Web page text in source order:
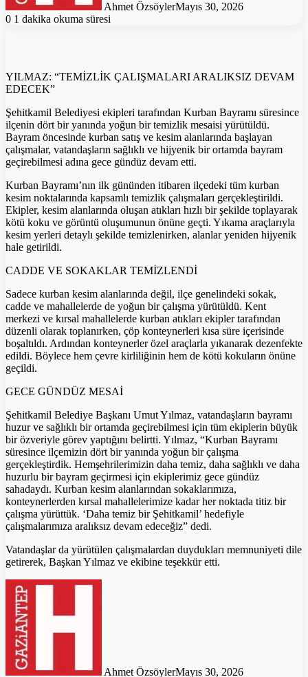
Ahmet ÖzsöylerMayıs 30, 2026
0 1 dakika okuma süresi
YILMAZ: “TEMİZLİK ÇALIŞMALARI ARALIKSIZ DEVAM
EDECEK”
Şehitkamil Belediyesi ekipleri tarafından Kurban Bayramı süresince
ilçenin dört bir yanında yoğun bir temizlik mesaisi yürütüldü.
Bayram öncesinde kurban satış ve kesim alanlarında başlayan
çalışmalar, vatandaşların sağlıklı ve hijyenik bir ortamda bayram
geçirebilmesi adına gece gündüz devam etti.
Kurban Bayramı’nın ilk gününden itibaren ilçedeki tüm kurban
kesim noktalarında kapsamlı temizlik çalışmaları gerçekleştirildi.
Ekipler, kesim alanlarında oluşan atıkları hızlı bir şekilde toplayarak
kötü koku ve görüntü oluşumunun önüne geçti. Yıkama araçlarıyla
kesim yerleri detaylı şekilde temizlenirken, alanlar yeniden hijyenik
hale getirildi.
CADDE VE SOKAKLAR TEMİZLENDİ
Sadece kurban kesim alanlarında değil, ilçe genelindeki sokak,
cadde ve mahallelerde de yoğun bir çalışma yürütüldü. Kent
merkezi ve kırsal mahallelerde kurban atıkları ekipler tarafından
düzenli olarak toplanırken, çöp konteynerleri kısa süre içerisinde
boşaltıldı. Ardından konteynerler özel araçlarla yıkanarak dezenfekte
edildi. Böylece hem çevre kirliliğinin hem de kötü kokuların önüne
geçildi.
GECE GÜNDÜZ MESAİ
Şehitkamil Belediye Başkanı Umut Yılmaz, vatandaşların bayramı
huzur ve sağlıklı bir ortamda geçirebilmesi için tüm ekiplerin büyük
bir özveriyle görev yaptığını belirtti. Yılmaz, “Kurban Bayramı
süresince ilçemizin dört bir yanında yoğun bir çalışma
gerçekleştirdik. Hemşehrilerimizin daha temiz, daha sağlıklı ve daha
huzurlu bir bayram geçirmesi için ekiplerimiz gece gündüz
sahadaydı. Kurban kesim alanlarından sokaklarımıza,
konteynerlerden kırsal mahallelerimize kadar her noktada titiz bir
çalışma yürüttük. ‘Daha temiz bir Şehitkamil’ hedefiyle
çalışmalarımıza aralıksız devam edeceğiz” dedi.
Vatandaşlar da yürütülen çalışmalardan duydukları memnuniyeti dile
getirerek, Başkan Yılmaz ve ekibine teşekkür etti.
Ahmet ÖzsöylerMayıs 30, 2026